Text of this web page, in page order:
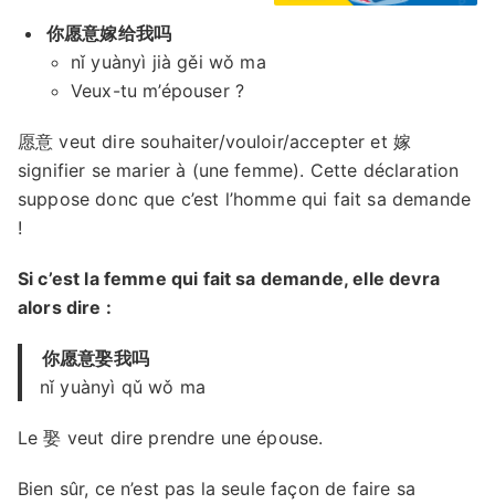
你愿意嫁给我吗
nǐ yuànyì jià gěi wǒ ma
Veux-tu m’épouser ?
愿意 veut dire souhaiter/vouloir/accepter et 嫁
signifier se marier à (une femme). Cette déclaration
suppose donc que c’est l’homme qui fait sa demande
!
Si c’est la femme qui fait sa demande, elle devra
alors dire :
你愿意娶我吗
nǐ yuànyì qǔ wǒ ma
Le 娶 veut dire prendre une épouse.
Bien sûr, ce n’est pas la seule façon de faire sa